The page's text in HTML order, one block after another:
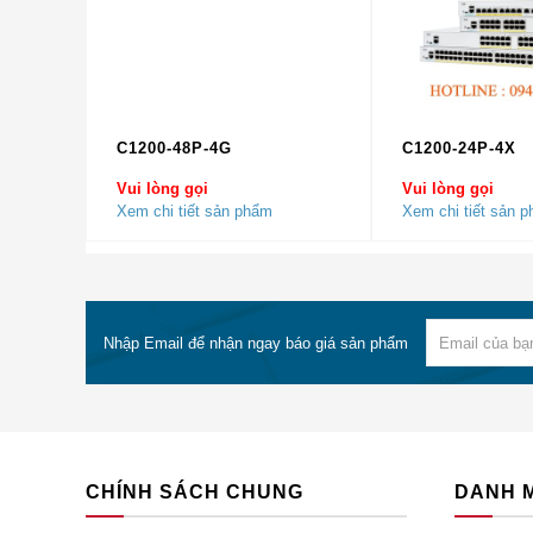
Bảng 2 cho thấy các mô-đun, thẻ, giấy phép và
Sự miêu tả
L-IE4000-RTU = Giấy phép
C1F1PIE4K5K1K9 Cisco ONE
Cisco GLC-
C1200-48P-4G
Vui lòng gọi
Xem chi tiết sản phẩm
C1200-24P-4X
Vui lòng gọi
Xem chi tiết sản
Nhập Email để nhận ngay báo giá sản phẩm
CHÍNH SÁCH CHUNG DANH